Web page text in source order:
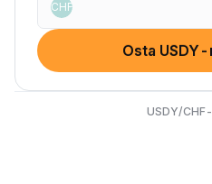
CHF
Osta
USDY/